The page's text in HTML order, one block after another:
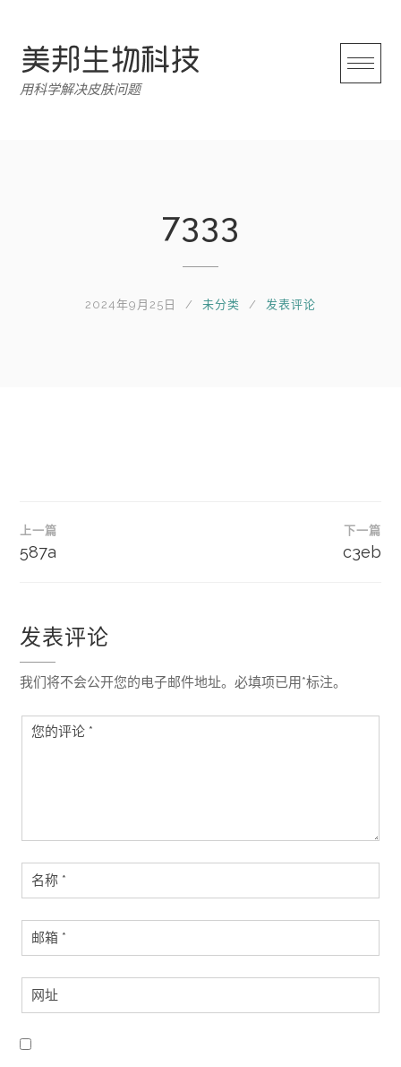
用科学解决皮肤问题
7333
2024年9月25日 未分类 发表评论
文
章
航
上一篇
587a
下一篇
c3eb
发表评论
我们将不会公开您的电子邮件地址。必填项已用*标注。